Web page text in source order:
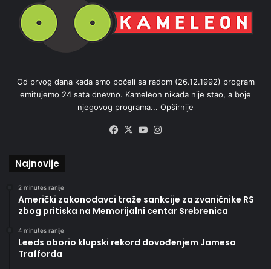
Od prvog dana kada smo počeli sa radom (26.12.1992) program
emitujemo 24 sata dnevno. Kameleon nikada nije stao, a boje
njegovog programa... Opširnije
Facebook
X YouTube
Najnovije
2 minutes ranije
Američki zakonodavci traže sankcije za zvaničnike RS
zbog pritiska na Memorijalni centar Srebrenica
4 minutes ranije
Leeds oborio klupski rekord dovođenjem Jamesa
Trafforda